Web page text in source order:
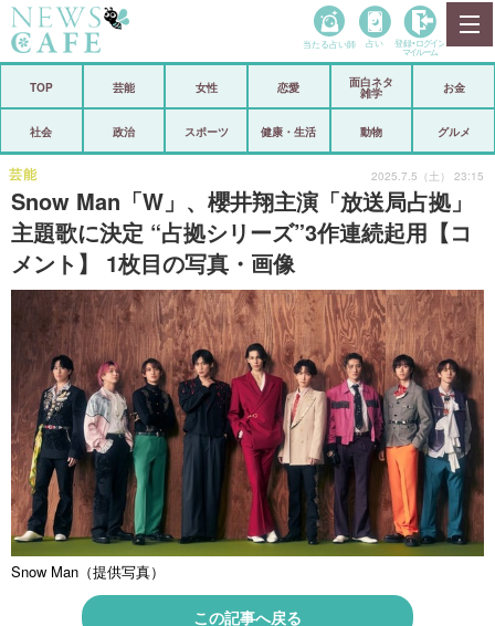
政治
芸能 スポーツ
恋愛 ビックリ
コメントポスト アリ／ナシ
リリース ショップ
登録・ログイン/マイルーム
当たる占い師 占い 登録• ログイン
マイルーム
TOP 芸能 女性 恋愛
面白ネタ
雑学
お金
社会 政治 スポーツ 健康・生活 動物 グルメ
Snow Man「W」、櫻井翔主演「放送局占拠」
主題歌に決定 “占拠シリーズ”3作連続起用【コ
メント】 1枚目の写真・画像
芸能 2025.7.5（土） 23:15
Snow Man（提供写真）
この記事へ戻る